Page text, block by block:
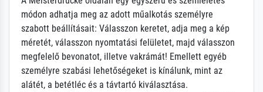
módon adhatja meg az adott műalkotás személyre
szabott beállításait: Válasszon keretet, adja meg a kép
méretét, válasszon nyomtatási felületet, majd válasszon
megfelelő bevonatot, illetve vakrámát! Emellett egyéb
személyre szabási lehetőségeket is kínálunk, mint az
alátét, a betétléc és a távtartó kiválasztása.